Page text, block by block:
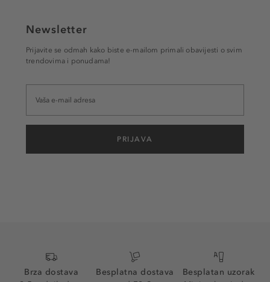
Newsletter
Prijavite se odmah kako biste e-mailom primali obavijesti o svim
trendovima i ponudama!
PRIJAVA
Brza dostava
Besplatna dostava
Besplatan uzorak